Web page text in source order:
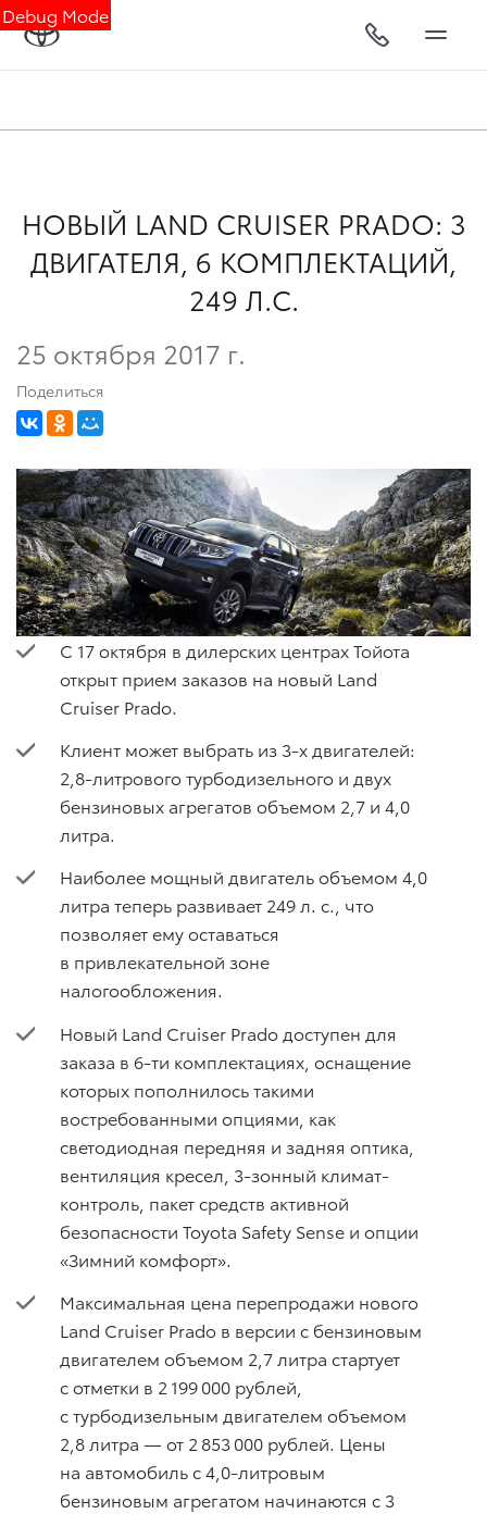
Debug Mode
НОВЫЙ LAND CRUISER PRADO: 3
ДВИГАТЕЛЯ, 6 КОМПЛЕКТАЦИЙ,
249 Л.С.
25 октября 2017 г.
Поделиться
С 17 октября в дилерских центрах Тойота
открыт прием заказов на новый Land
Cruiser Prado.
Клиент может выбрать из 3-х двигателей:
2,8-литрового турбодизельного и двух
бензиновых агрегатов объемом 2,7 и 4,0
литра.
Наиболее мощный двигатель объемом 4,0
литра теперь развивает 249 л. с., что
позволяет ему оставаться
в привлекательной зоне
налогообложения.
Новый Land Cruiser Prado доступен для
заказа в 6-ти комплектациях, оснащение
которых пополнилось такими
востребованными опциями, как
светодиодная передняя и задняя оптика,
вентиляция кресел, 3-зонный климат-
контроль, пакет средств активной
безопасности Toyota Safety Sense и опции
«Зимний комфорт».
Максимальная цена перепродажи нового
Land Cruiser Prado в версии с бензиновым
двигателем объемом 2,7 литра стартует
с отметки в 2 199 000 рублей,
с турбодизельным двигателем объемом
2,8 литра — от 2 853 000 рублей. Цены
на автомобиль с 4,0-литровым
бензиновым агрегатом начинаются с 3